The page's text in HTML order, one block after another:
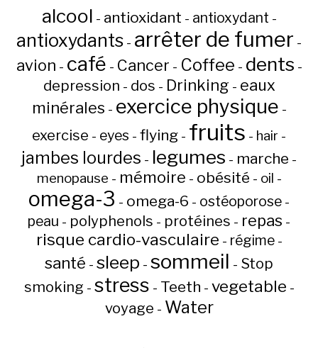
alcool - antioxidant - antioxydant -
antioxydants - arrêter de fumer -
avion - café - Cancer - Coffee - dents -
depression - dos - Drinking - eaux
minérales - exercice physique -
exercise - eyes - flying - fruits - hair -
jambes lourdes - legumes - marche -
menopause - mémoire - obésité - oil -
omega-3 - omega-6 - ostéoporose -
peau - polyphenols - protéines - repas -
risque cardio-vasculaire - régime-
santé - sleep - sommeil - Stop
smoking - stress - Teeth - vegetable -
voyage - Water